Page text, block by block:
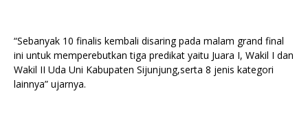
“Sebanyak 10 finalis kembali disaring pada malam grand final
ini untuk memperebutkan tiga predikat yaitu Juara I, Wakil I dan
Wakil II Uda Uni Kabupaten Sijunjung,serta 8 jenis kategori
lainnya” ujarnya.